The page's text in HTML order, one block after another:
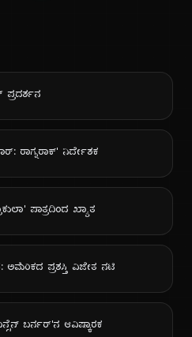
ರಾಗ್ನರಾಕ್' ನಿರ್ದೇಶಕ
ಪಾತ್ರದಿಂದ ಖ್ಯಾತ
ಅಮೆರಿಕದ ಪ್ರಶಸ್ತಿ ವಿಜೇತ ನಟಿ
ಬರ್ನರ್'ನ ಆವಿಷ್ಕಾರಕ